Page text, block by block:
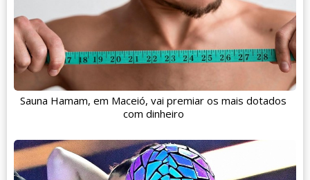
Sauna Hamam, em Maceió, vai premiar os mais dotados
com dinheiro